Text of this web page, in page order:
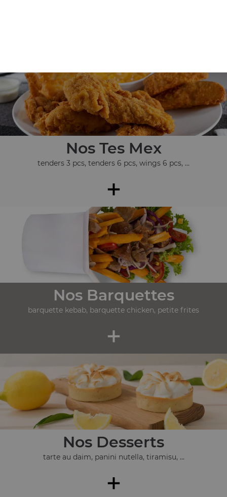
Nos Tes Mex
tenders 3 pcs, tenders 6 pcs, wings 6 pcs, ...
+
Nos Barquettes
barquette kebab, barquette chicken, petite frites
+
Nos Desserts
tarte au daim, panini nutella, tiramisu, ...
+